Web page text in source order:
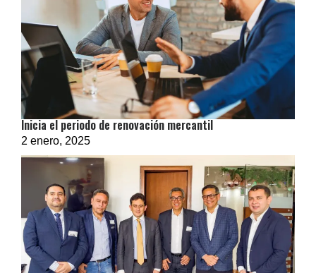
Inicia el periodo de renovación mercantil
2 enero, 2025